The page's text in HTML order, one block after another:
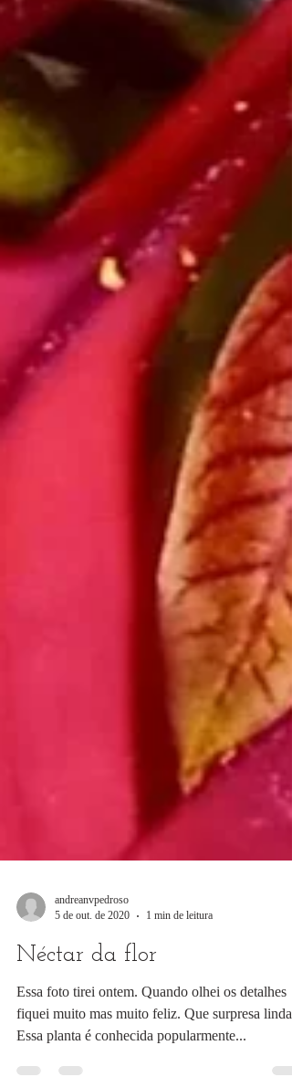
andreanvpedroso
Néctar da flor
fiquei muito mas muito feliz. Que surpresa linda!